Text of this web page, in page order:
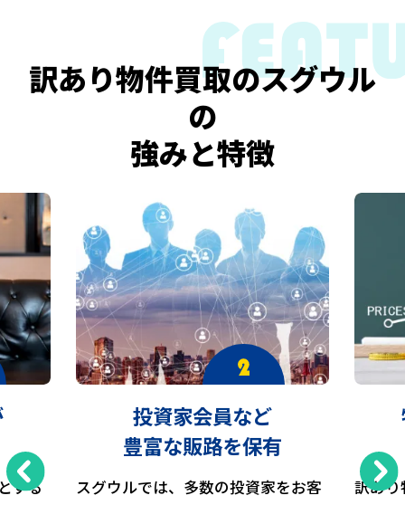
訳あり物件買取のスグウル
の
強みと特徴
する
投資家会員など
豊富な販路を保有
スグウルでは、多数の投資家をお客
訳あ